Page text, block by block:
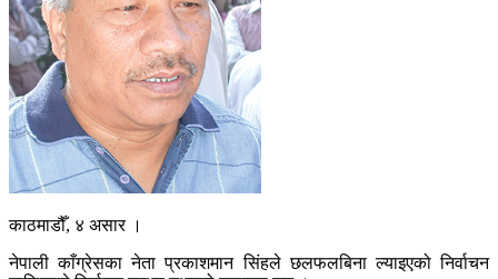
काठमाडौँ, ४ असार ।
नेपाली काँग्रेसका नेता प्रकाशमान सिंहले छलफलबिना ल्याइएको निर्वाचन